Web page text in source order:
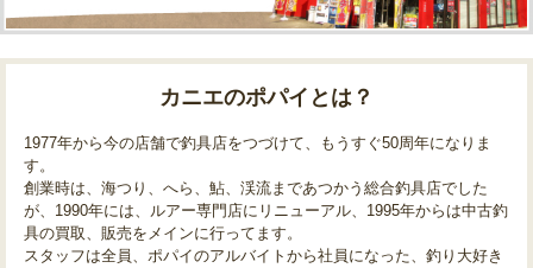
カニエのポパイとは？
1977年から今の店舗で釣具店をつづけて、もうすぐ50周年になりま
す。
創業時は、海つり、へら、鮎、渓流まであつかう総合釣具店でした
が、1990年には、ルアー専門店にリニューアル、1995年からは中古釣
具の買取、販売をメインに行ってます。
スタッフは全員、ポパイのアルバイトから社員になった、釣り大好き